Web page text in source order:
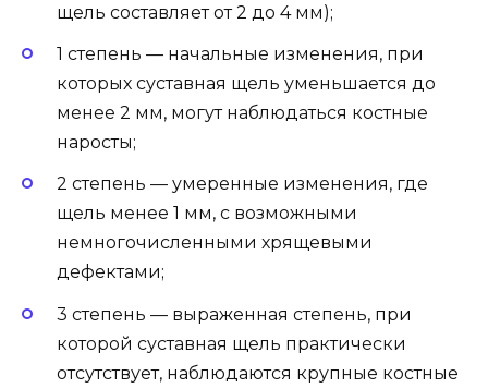
щель составляет от 2 до 4 мм);
1 степень — начальные изменения, при
которых суставная щель уменьшается до
менее 2 мм, могут наблюдаться костные
наросты;
2 степень — умеренные изменения, где
щель менее 1 мм, с возможными
немногочисленными хрящевыми
дефектами;
3 степень — выраженная степень, при
которой суставная щель практически
отсутствует, наблюдаются крупные костные